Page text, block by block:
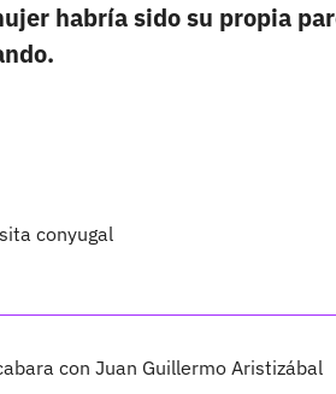
habría sido su propia
conyugal
con Juan Guillermo Aristizábal